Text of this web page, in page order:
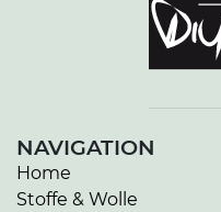
NAVIGATION
Home
Stoffe & Wolle